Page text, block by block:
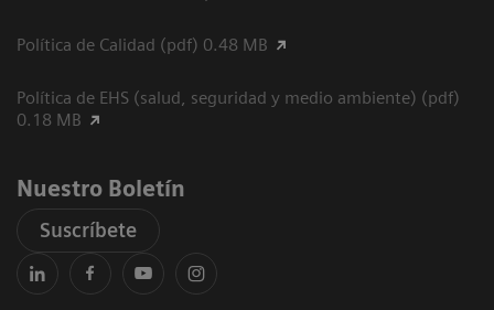
Política de Calidad (pdf) 0.48 MB
Política de EHS (salud, seguridad y medio ambiente) (pdf)
0.18 MB
Nuestro Boletín
Suscríbete